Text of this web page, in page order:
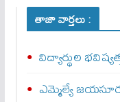
తాజా వార్తలు :
విద్యార్థుల
ఎమ్మెల్యే